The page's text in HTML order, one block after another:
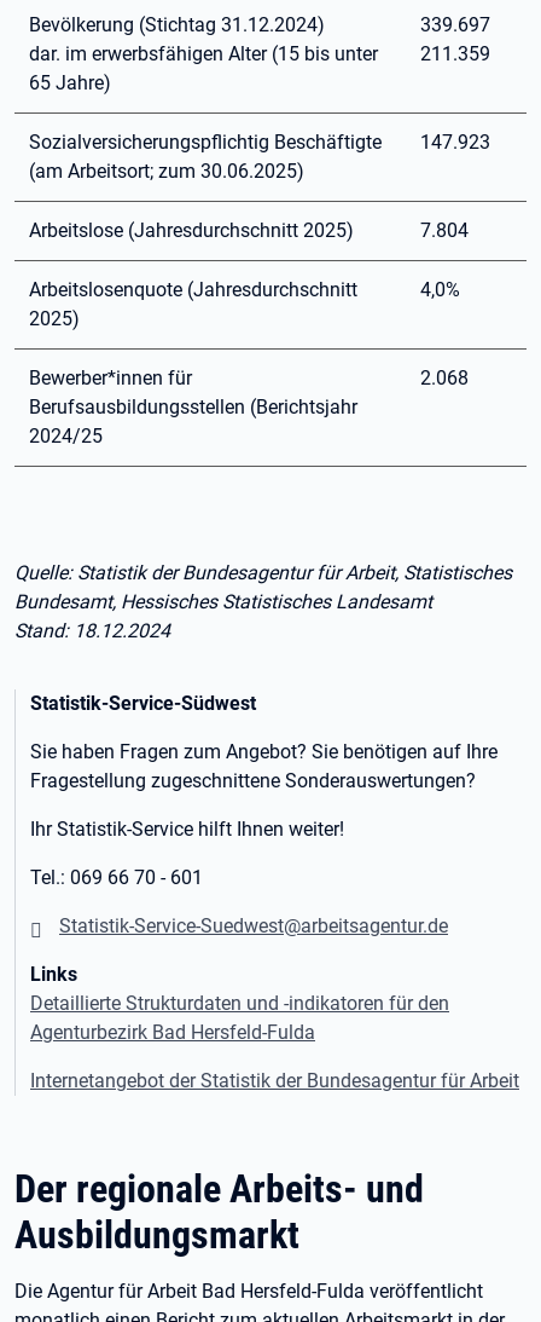
Bevölkerung (Stichtag 31.12.2024)
dar. im erwerbsfähigen Alter (15 bis unter
65 Jahre)
339.697
211.359
Sozialversicherungspflichtig Beschäftigte
(am Arbeitsort; zum 30.06.2025)
147.923
Arbeitslose (Jahresdurchschnitt 2025) 7.804
Arbeitslosenquote (Jahresdurchschnitt
2025)
4,0%
Bewerber*innen für
Berufsausbildungsstellen (Berichtsjahr
2024/25
2.068
Quelle: Statistik der Bundesagentur für Arbeit, Statistisches
Bundesamt, Hessisches Statistisches Landesamt
Stand: 18.12.2024
Statistik-Service-Südwest
Sie haben Fragen zum Angebot? Sie benötigen auf Ihre
Fragestellung zugeschnittene Sonderauswertungen?
Ihr Statistik-Service hilft Ihnen weiter!
Tel.: 069 66 70 - 601
Statistik-Service-Suedwest@arbeitsagentur.de
Links
Detaillierte Strukturdaten und -indikatoren für den
Agenturbezirk Bad Hersfeld-Fulda
Internetangebot der Statistik der Bundesagentur für Arbeit
Der regionale Arbeits- und
Ausbildungsmarkt
Die Agentur für Arbeit Bad Hersfeld-Fulda veröffentlicht